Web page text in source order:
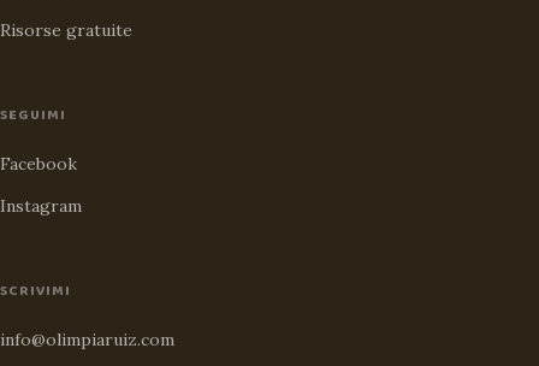
Risorse gratuite
SEGUIMI
Facebook
Instagram
SCRIVIMI
info@olimpiaruiz.com